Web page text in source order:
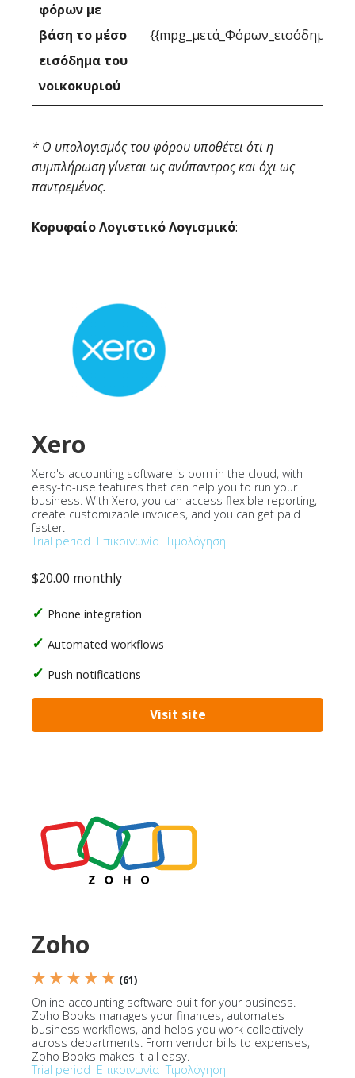
φόρων με
βάση το μέσο
εισόδημα του
νοικοκυριού
* Ο υπολογισμός του φόρου υποθέτει ότι η
συμπλήρωση γίνεται ως ανύπαντρος και όχι ως
παντρεμένος.
Κορυφαίο Λογιστικό Λογισμικό:
Xero
Xero's accounting software is born in the cloud, with
easy-to-use features that can help you to run your
business. With Xero, you can access flexible reporting,
create customizable invoices, and you can get paid
faster.
Trial period Επικοινωνία Τιμολόγηση
$20.00 monthly
Phone integration
Automated workflows
Push notifications
Visit site
Zoho
★ ★ ★ ★ ★ (61)
Online accounting software built for your business.
Zoho Books manages your finances, automates
business workflows, and helps you work collectively
across departments. From vendor bills to expenses,
Zoho Books makes it all easy.
Trial period Επικοινωνία Τιμολόγηση